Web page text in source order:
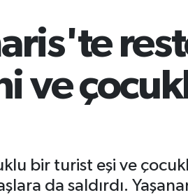
ve
bir turist eşi ve
da saldırdı.